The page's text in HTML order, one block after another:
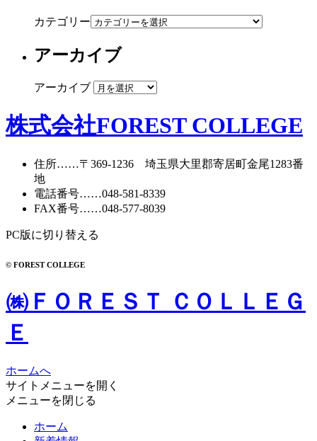
カテゴリー
アーカイブ
アーカイブ
株式会社FOREST COLLEGE
住所……〒369-1236 埼玉県大里郡寄居町金尾1283番
地
電話番号……048-581-8339
FAX番号……048-577-8039
PC版に切り替える
© FOREST COLLEGE
㈱ＦＯＲＥＳＴ ＣＯＬＬＥＧ
Ｅ
ホームへ
サイトメニューを開く
メニューを閉じる
ホーム